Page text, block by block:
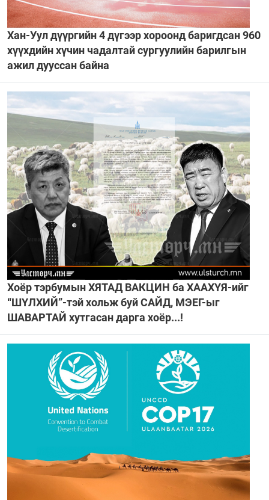
Хан-Уул дүүргийн 4 дүгээр хороонд баригдсан 960
хүүхдийн хүчин чадалтай сургуулийн барилгын
ажил дууссан байна
Хоёр тэрбумын ХЯТАД ВАКЦИН ба ХААХҮЯ-ийг
“ШҮЛХИЙ”-тэй хольж буй САЙД, МЭЕГ-ыг
ШАВАРТАЙ хутгасан дарга хоёр...!